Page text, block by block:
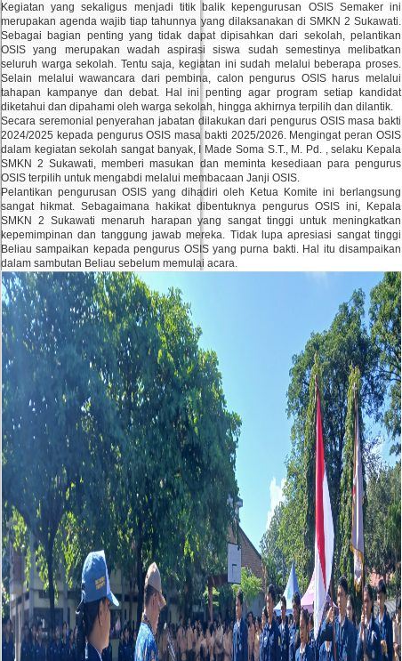
Kegiatan yang sekaligus menjadi titik balik kepengurusan OSIS Semaker ini
merupakan agenda wajib tiap tahunnya yang dilaksanakan di SMKN 2 Sukawati.
Sebagai bagian penting yang tidak dapat dipisahkan dari sekolah, pelantikan
OSIS yang merupakan wadah aspirasi siswa sudah semestinya melibatkan
seluruh warga sekolah. Tentu saja, kegiatan ini sudah melalui beberapa proses.
Selain melalui wawancara dari pembina, calon pengurus OSIS harus melalui
tahapan kampanye dan debat. Hal ini penting agar program setiap kandidat
diketahui dan dipahami oleh warga sekolah, hingga akhirnya terpilih dan dilantik.
Secara seremonial penyerahan jabatan dilakukan dari pengurus OSIS masa bakti
2024/2025 kepada pengurus OSIS masa bakti 2025/2026. Mengingat peran OSIS
dalam kegiatan sekolah sangat banyak, I Made Soma S.T., M. Pd. , selaku Kepala
SMKN 2 Sukawati, memberi masukan dan meminta kesediaan para pengurus
OSIS terpilih untuk mengabdi melalui membacaan Janji OSIS.
Pelantikan pengurusan OSIS yang dihadiri oleh Ketua Komite ini berlangsung
sangat hikmat. Sebagaimana hakikat dibentuknya pengurus OSIS ini, Kepala
SMKN 2 Sukawati menaruh harapan yang sangat tinggi untuk meningkatkan
kepemimpinan dan tanggung jawab mereka. Tidak lupa apresiasi sangat tinggi
Beliau sampaikan kepada pengurus OSIS yang purna bakti. Hal itu disampaikan
dalam sambutan Beliau sebelum memulai acara.